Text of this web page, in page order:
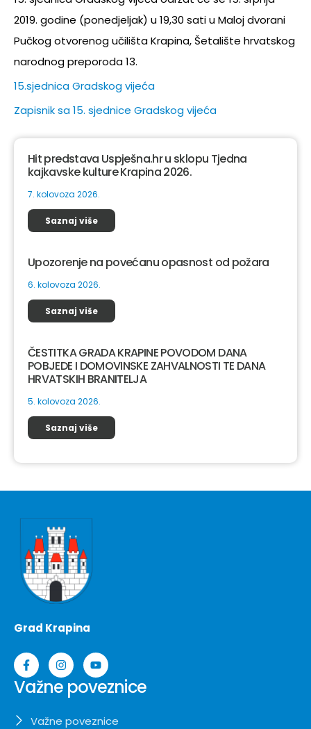
2019. godine (ponedjeljak) u 19,30 sati u Maloj dvorani
Pučkog otvorenog učilišta Krapina, Šetalište hrvatskog
narodnog preporoda 13.
15.sjednica Gradskog vijeća
Zapisnik sa 15. sjednice Gradskog vijeća
Hit predstava Uspješna.hr u sklopu Tjedna
kajkavske kulture Krapina 2026.
7. kolovoza 2026.
Saznaj više
Upozorenje na povećanu opasnost od požara
6. kolovoza 2026.
Saznaj više
ČESTITKA GRADA KRAPINE POVODOM DANA
POBJEDE I DOMOVINSKE ZAHVALNOSTI TE DANA
HRVATSKIH BRANITELJA
5. kolovoza 2026.
Saznaj više
Grad Krapina
Važne poveznice
Važne poveznice